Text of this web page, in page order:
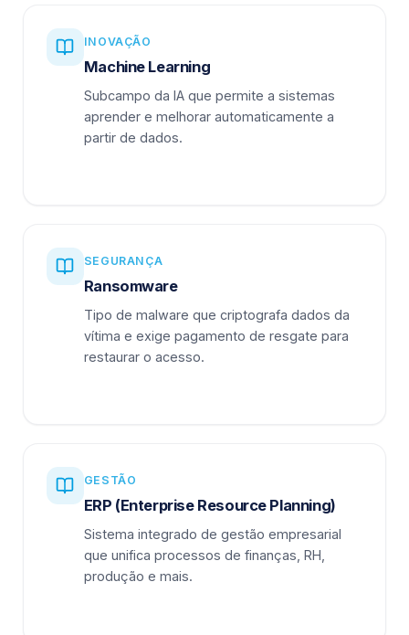
INOVAÇÃO
Machine Learning
Subcampo da IA que permite a sistemas
aprender e melhorar automaticamente a
partir de dados.
SEGURANÇA
Ransomware
Tipo de malware que criptografa dados da
vítima e exige pagamento de resgate para
restaurar o acesso.
GESTÃO
ERP (Enterprise Resource Planning)
Sistema integrado de gestão empresarial
que unifica processos de finanças, RH,
produção e mais.